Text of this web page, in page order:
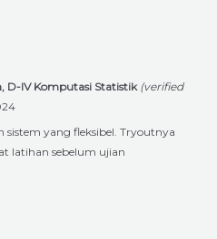
D-IV Komputasi Statistik (verified
sistem yang fleksibel. Tryoutnya
latihan sebelum ujian